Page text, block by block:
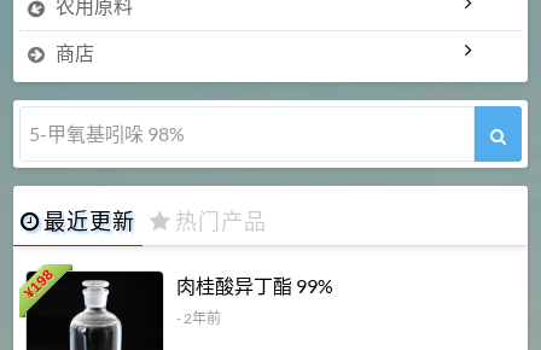
农用原料
商店
青霉素钾工业盐 99% 1588u/mg
最近更新 热门产品
¥
198 肉桂酸异丁酯 99%
- 2年前